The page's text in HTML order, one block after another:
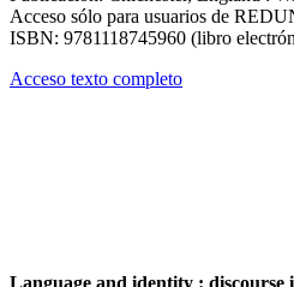
Acceso sólo para usuarios de
ISBN: 9781118745960 (libro
Acceso texto completo
Language and identity : discourse